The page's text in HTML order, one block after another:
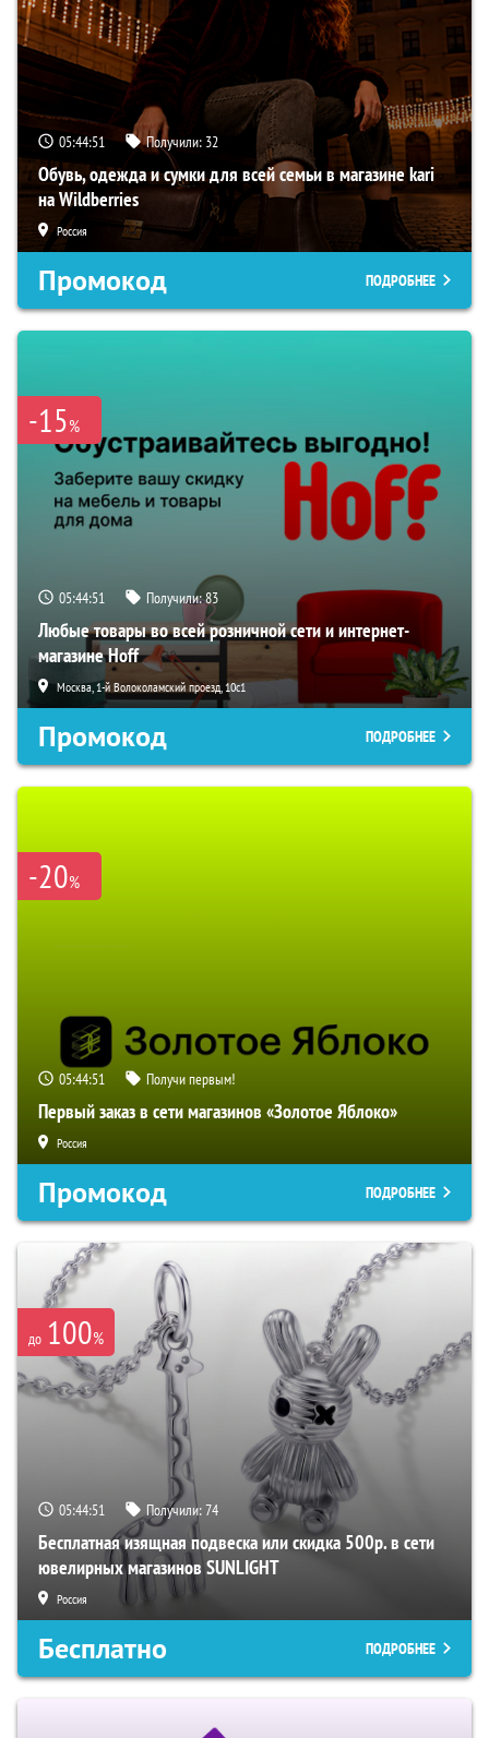
05:44:50 Получили: 32
Обувь, одежда и сумки для всей семьи в магазине kari
на Wildberries
Россия
Промокод ПОДРОБНЕЕ
-15%
05:44:50 Получили:83
Любые товары во всей розничной сети и интернет-
магазине Hoff
Москва, 1-й Волоколамский проезд, 10с1
Промокод ПОДРОБНЕЕ
-20%
05:44:50 Получи первым!
Первый заказ в сети магазинов «Золотое Яблоко»
Россия
Промокод ПОДРОБНЕЕ
до 100%
05:44:50 Получили:74
Бесплатная изящная подвеска или скидка 500р. в сети
ювелирных магазинов SUNLIGHT
Россия
Бесплатно ПОДРОБНЕЕ